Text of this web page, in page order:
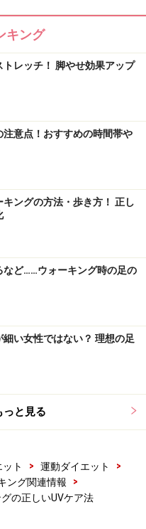
がヒリヒリする
、かゆくなったりする
ブルが結構ある方だ
ら数日後には黒くなる
元の肌の色に戻る
なおせば、肌トラブル
はそれほど多くない
なると色が黒くなる
かなか元の肌の色に戻
キング
レッチ！ 脚やせ効果アップ
意点！おすすめの時間帯や
キングの方法・歩き方！ 正し
など……ウォーキング時の足の
い女性ではない？ 理想の足
っと見る
ット > 運動ダイエット
>
ング関連情報
>
の正しいUVケア法